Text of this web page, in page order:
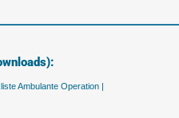
Ambulante Operation |